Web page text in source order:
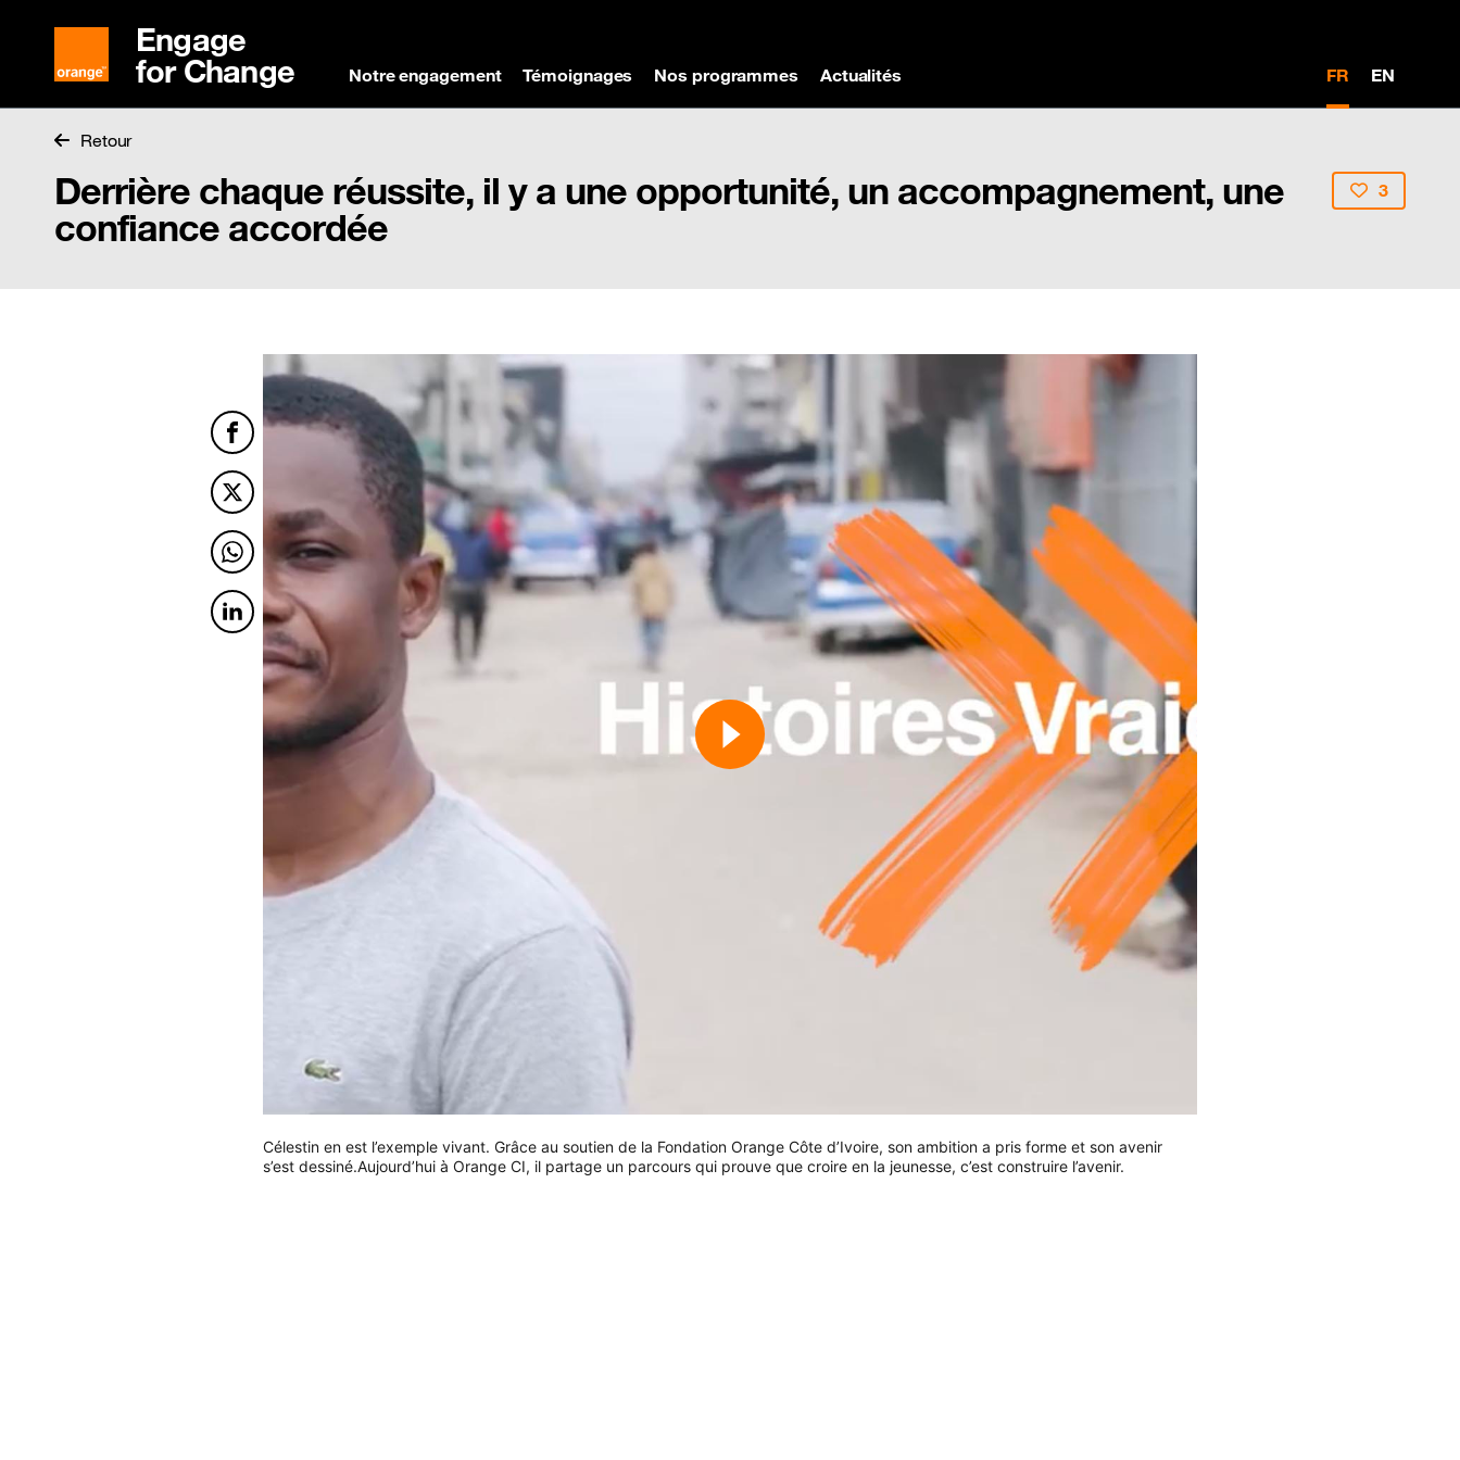
Engage
for Change Notre engagement Témoignages Nos programmes Actualités FR EN
Retour
Derrière chaque réussite, il y a une opportunité, un accompagnement, une
confiance accordée
3
Facebook
Twitter
Twitter
Twitter
Célestin en est l’exemple vivant. Grâce au soutien de la Fondation Orange Côte d’Ivoire, son ambition a pris forme et son avenir
s’est dessiné.Aujourd’hui à Orange CI, il partage un parcours qui prouve que croire en la jeunesse, c’est construire l’avenir.